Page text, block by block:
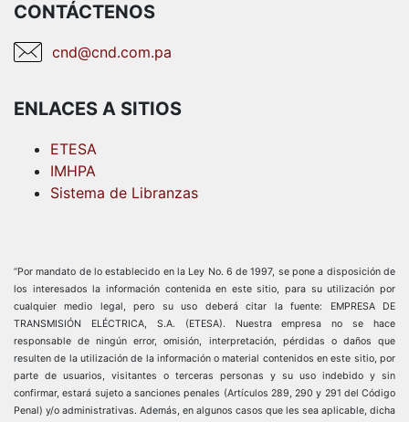
CONTÁCTENOS
cnd@cnd.com.pa
ENLACES A SITIOS
ETESA
IMHPA
Sistema de Libranzas
“Por mandato de lo establecido en la Ley No. 6 de 1997, se pone a disposición de
los interesados la información contenida en este sitio, para su utilización por
cualquier medio legal, pero su uso deberá citar la fuente: EMPRESA DE
TRANSMISIÓN ELÉCTRICA, S.A. (ETESA). Nuestra empresa no se hace
responsable de ningún error, omisión, interpretación, pérdidas o daños que
resulten de la utilización de la información o material contenidos en este sitio, por
parte de usuarios, visitantes o terceras personas y su uso indebido y sin
confirmar, estará sujeto a sanciones penales (Artículos 289, 290 y 291 del Código
Penal) y/o administrativas. Además, en algunos casos que les sea aplicable, dicha